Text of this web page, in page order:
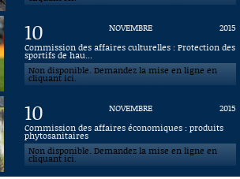
10 NOVEMBRE
2015
Commission des affaires culturelles : Protection des
sportifs de hau...
Non disponible. Demandez la mise en ligne en
cliquant ici.
10 NOVEMBRE
2015
Commission des affaires économiques : produits
phytosanitaires
Non disponible. Demandez la mise en ligne en
cliquant ici.